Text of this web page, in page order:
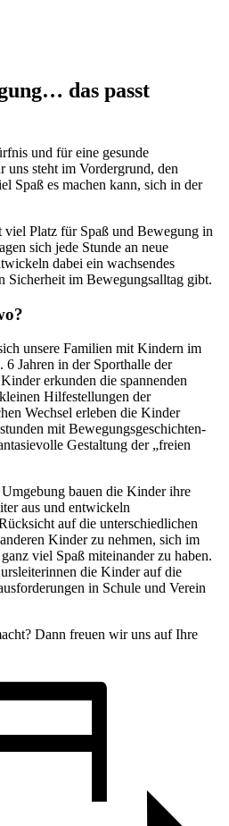
das passt
und für eine gesunde
steht im Vordergrund, den
Spaß es machen kann, sich in der
viel Platz für Spaß und Bewegung in
sich jede Stunde an neue
dabei ein wachsendes
Sicherheit im Bewegungsalltag gibt.
unsere Familien mit Kindern im
Jahren in der Sporthalle der
erkunden die spannenden
Hilfestellungen der
Wechsel erleben die Kinder
mit Bewegungsgeschichten-
Gestaltung der „freien
bauen die Kinder ihre
aus und entwickeln
auf die unterschiedlichen
Kinder zu nehmen, sich im
viel Spaß miteinander zu haben.
die Kinder auf die
in Schule und Verein
Dann freuen wir uns auf Ihre